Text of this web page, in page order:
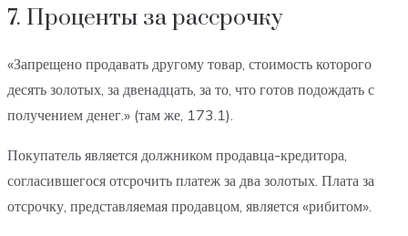
7. Проценты за рассрочку
«Запрещено продавать другому товар, стоимость которого
десять золотых, за двенадцать, за то, что готов подождать с
получением денег.» (там же, 173.1).
Покупатель является должником продавца-кредитора,
согласившегося отсрочить платеж за два золотых. Плата за
отсрочку, представляемая продавцом, является «рибитом».